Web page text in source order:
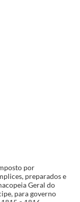
do Dr. Cunha, Vol. 10º
do Dr. Cunha, Vol. 10º
por
preparados e
Geral do
para governo